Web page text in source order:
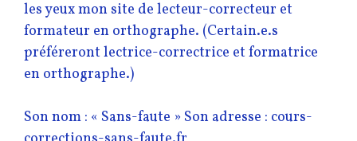
les yeux mon site de lecteur-correcteur et
formateur en orthographe. (Certain.e.s
préféreront lectrice-correctrice et formatrice
en orthographe.)
Son nom : « Sans-faute » Son adresse : cours-